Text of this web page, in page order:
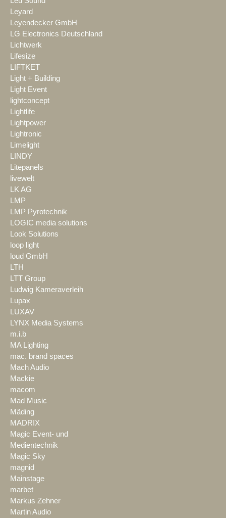
Leyard
Leyendecker GmbH
LG Electronics Deutschland
Lichtwerk
Lifesize
LIFTKET
Light + Building
Light Event
lightconcept
Lightlife
Lightpower
Lightronic
Limelight
LINDY
Litepanels
livewelt
LK AG
LMP
LMP Pyrotechnik
LOGIC media solutions
Look Solutions
loop light
loud GmbH
LTH
LTT Group
Ludwig Kameraverleih
Lupax
LUXAV
LYNX Media Systems
m.i.b
MA Lighting
mac. brand spaces
Mach Audio
Mackie
macom
Mad Music
Mäding
MADRIX
Magic Event- und
Medientechnik
Magic Sky
magnid
Mainstage
marbet
Markus Zehner
Martin Audio